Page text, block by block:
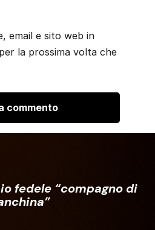
email e sito web in
la prossima volta che
fedele “compagno di